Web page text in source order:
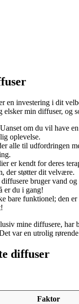
en investering i dit
elsker min diffuser, og
Uanset om du vil have
oplevelse.
alle til udfordringen
er kendt for deres
der støtter dit velvære.
bruger vand
er du i gang!
bare funktionel; den
mine diffusere,
var en utrolig
diffuser
Faktor